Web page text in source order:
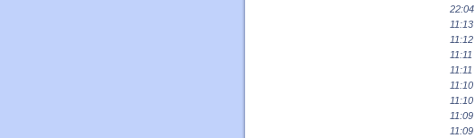
22:04
11:13
11:12
11:11
11:11
11:10
11:10
11:09
11:09